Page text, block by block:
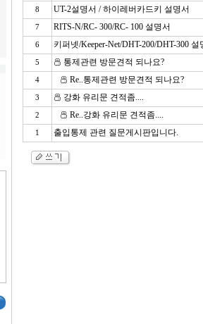
8 UT-2설명서 / 하이레버카드키 설명서
7 RITS-N/RC- 300/RC- 100 설명서
6 키퍼넷/Keeper-Net/DHT-200/DHT-300 설
5 통제관련 방문견적 되나요?
4 Re..통제관련 방문견적 되나요?
3 강화 유리문 견적좀....
2 Re..강화 유리문 견적좀....
1 출입통제 관련 질문게시판입니다.